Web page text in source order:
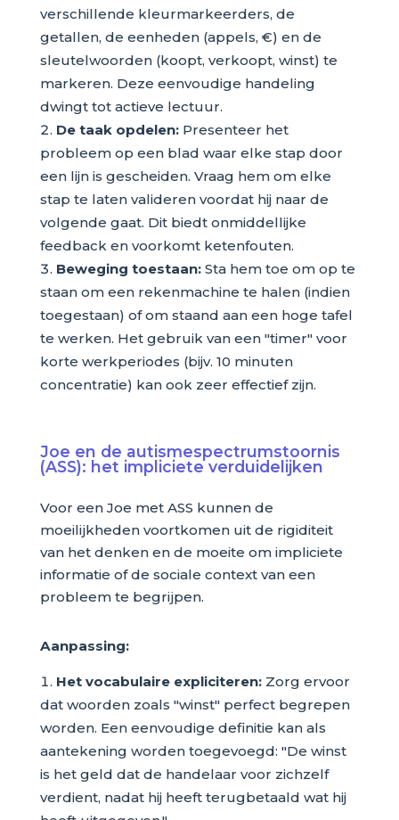
verschillende kleurmarkeerders, de
getallen, de eenheden (appels, €) en de
sleutelwoorden (koopt, verkoopt, winst) te
markeren. Deze eenvoudige handeling
dwingt tot actieve lectuur.
De taak opdelen:Presenteer het
probleem op een blad waar elke stap door
een lijn is gescheiden. Vraag hem om elke
stap te laten valideren voordat hij naar de
volgende gaat. Dit biedt onmiddellijke
feedback en voorkomt ketenfouten.
Beweging toestaan:Sta hem toe om op te
staan om een rekenmachine te halen (indien
toegestaan) of om staand aan een hoge tafel
te werken. Het gebruik van een "timer" voor
korte werkperiodes (bijv. 10 minuten
concentratie) kan ook zeer effectief zijn.
Joe en de autismespectrumstoornis
(ASS): het impliciete verduidelijken
Voor een Joe met ASS kunnen de
moeilijkheden voortkomen uit de rigiditeit
van het denken en de moeite om impliciete
informatie of de sociale context van een
probleem te begrijpen.
Aanpassing:
Het vocabulaire expliciteren:Zorg ervoor
dat woorden zoals "winst" perfect begrepen
worden. Een eenvoudige definitie kan als
aantekening worden toegevoegd: "De winst
is het geld dat de handelaar voor zichzelf
verdient, nadat hij heeft terugbetaald wat hij